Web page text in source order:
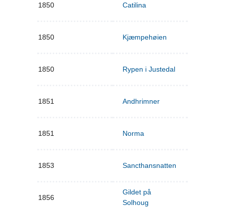
1850 Catilina
1850 Kjæmpehøien
1850 Rypen i Justedal
1851 Andhrimner
1851 Norma
1853 Sancthansnatten
1856
Gildet på
Solhoug